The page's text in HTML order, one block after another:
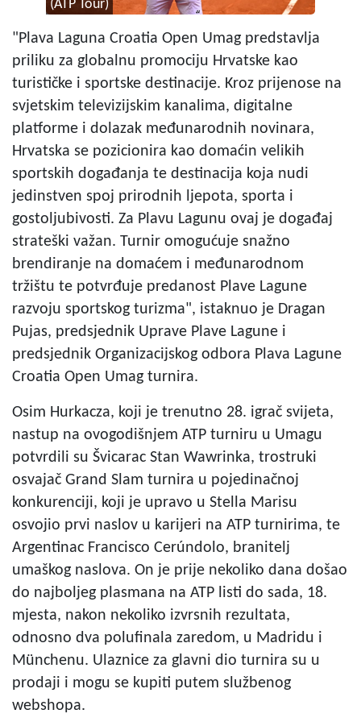
(ATP Tour)
"Plava Laguna Croatia Open Umag predstavlja
priliku za globalnu promociju Hrvatske kao
turističke i sportske destinacije. Kroz prijenose na
svjetskim televizijskim kanalima, digitalne
platforme i dolazak međunarodnih novinara,
Hrvatska se pozicionira kao domaćin velikih
sportskih događanja te destinacija koja nudi
jedinstven spoj prirodnih ljepota, sporta i
gostoljubivosti. Za Plavu Lagunu ovaj je događaj
strateški važan. Turnir omogućuje snažno
brendiranje na domaćem i međunarodnom
tržištu te potvrđuje predanost Plave Lagune
razvoju sportskog turizma", istaknuo je Dragan
Pujas, predsjednik Uprave Plave Lagune i
predsjednik Organizacijskog odbora Plava Lagune
Croatia Open Umag turnira.
Osim Hurkacza, koji je trenutno 28. igrač svijeta,
nastup na ovogodišnjem ATP turniru u Umagu
potvrdili su Švicarac Stan Wawrinka, trostruki
osvajač Grand Slam turnira u pojedinačnoj
konkurenciji, koji je upravo u Stella Marisu
osvojio prvi naslov u karijeri na ATP turnirima, te
Argentinac Francisco Cerúndolo, branitelj
umaškog naslova. On je prije nekoliko dana došao
do najboljeg plasmana na ATP listi do sada, 18.
mjesta, nakon nekoliko izvrsnih rezultata,
odnosno dva polufinala zaredom, u Madridu i
Münchenu. Ulaznice za glavni dio turnira su u
prodaji i mogu se kupiti putem službenog
webshopa.